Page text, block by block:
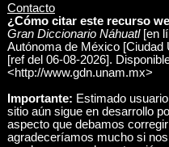
Contacto
¿Cómo citar este recurso
Gran Diccionario Náhuatl[en
Autónoma de México [Ciudad
[ref del 06-08-2026].
<http://www.gdn.unam.mx>
Importante: Estimado
sitio aún sigue en desarrollo
aspecto que debamos
agradeceríamos mucho si